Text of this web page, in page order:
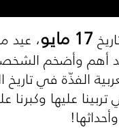
17 مايو ، عيد
أهم وأضخم
الفذّة في تاريخ
عليها وكبرنا